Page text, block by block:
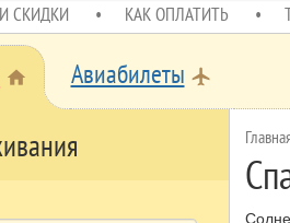
СКИДКИ КАК ОПЛАТИТЬ
home Авиабилеты local_airport